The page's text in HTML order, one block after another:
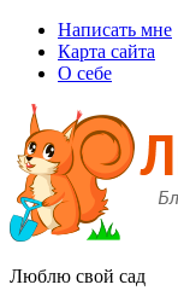
Написать мне
Карта сайта
О себе
Люблю свой сад